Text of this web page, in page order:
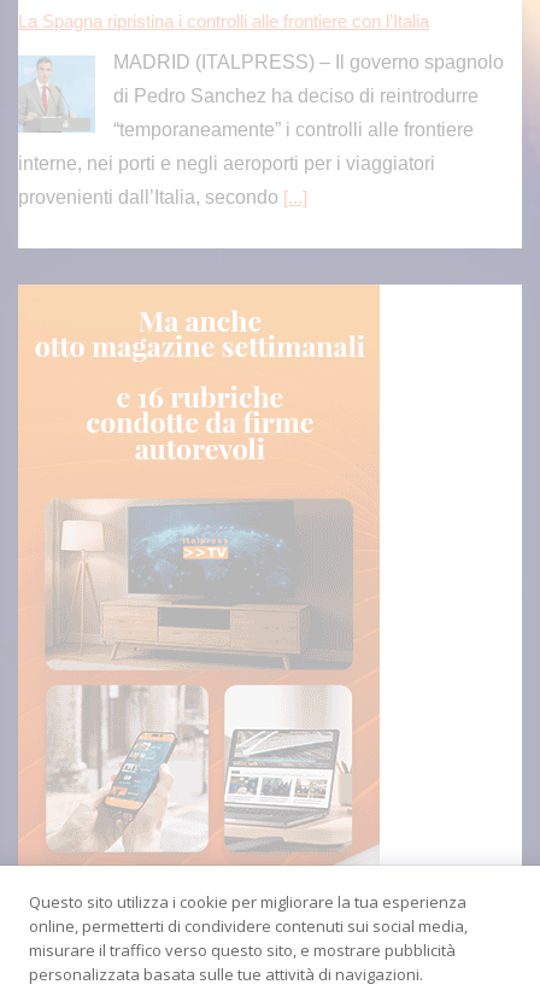
La Spagna ripristina i controlli alle frontiere con l’Italia
MADRID (ITALPRESS) – Il governo spagnolo
di Pedro Sanchez ha deciso di reintrodurre
“temporaneamente” i controlli alle frontiere
interne, nei porti e negli aeroporti per i viaggiatori
provenienti dall’Italia, secondo [...]
Questo sito utilizza i cookie per migliorare la tua esperienza
online, permetterti di condividere contenuti sui social media,
misurare il traffico verso questo sito, e mostrare pubblicità
personalizzata basata sulle tue attività di navigazioni.